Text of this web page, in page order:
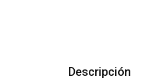
Descripción